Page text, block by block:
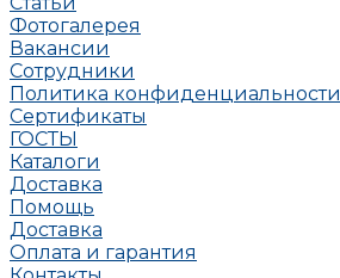
Фотогалерея
Вакансии
Сотрудники
Политика конфиденциальности
Сертификаты
ГОСТЫ
Каталоги
Доставка
Помощь
Доставка
Оплата и гарантия